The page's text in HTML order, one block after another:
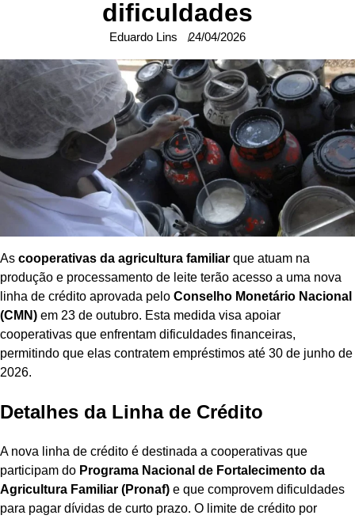
dificuldades
Eduardo Lins 24/04/2026
As cooperativas da agricultura familiar que atuam na
produção e processamento de leite terão acesso a uma nova
linha de crédito aprovada pelo Conselho Monetário Nacional
(CMN) em 23 de outubro. Esta medida visa apoiar
cooperativas que enfrentam dificuldades financeiras,
permitindo que elas contratem empréstimos até 30 de junho de
2026.
Detalhes da Linha de Crédito
A nova linha de crédito é destinada a cooperativas que
participam do Programa Nacional de Fortalecimento da
Agricultura Familiar (Pronaf) e que comprovem dificuldades
para pagar dívidas de curto prazo. O limite de crédito por